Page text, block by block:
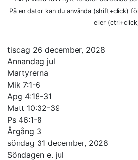
På en dator kan du använda (shift+click)
eller
tisdag 26 december, 2028
Annandag jul
Martyrerna
Mik 7:1-6
Apg 4:18-31
Matt 10:32-39
Ps 46:1-8
Årgång 3
söndag 31 december, 2028
Söndagen e. jul